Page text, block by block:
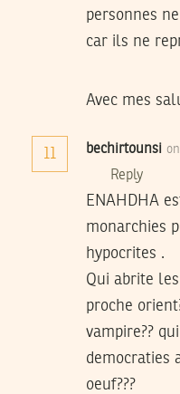
personnes
car ils ne
Avec mes
11 bechirtounsi
Reply
ENAHDHA
monarchies
hypocrites .
Qui abrite
proche
vampire??
democraties
oeuf???